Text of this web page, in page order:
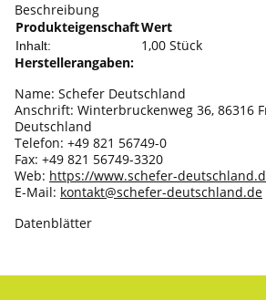
Beschreibung
ProdukteigenschaftWert
Inhalt:
1,00 Stück
Herstellerangaben:
Name: Schefer Deutschland
Anschrift: Winterbruckenweg 36, 86316
Deutschland
Telefon: +49 821 56749-0
Fax: +49 821 56749-3320
Web: https://www.schefer-
E-Mail: kontakt@schefer-deutschland.de
Datenblätter